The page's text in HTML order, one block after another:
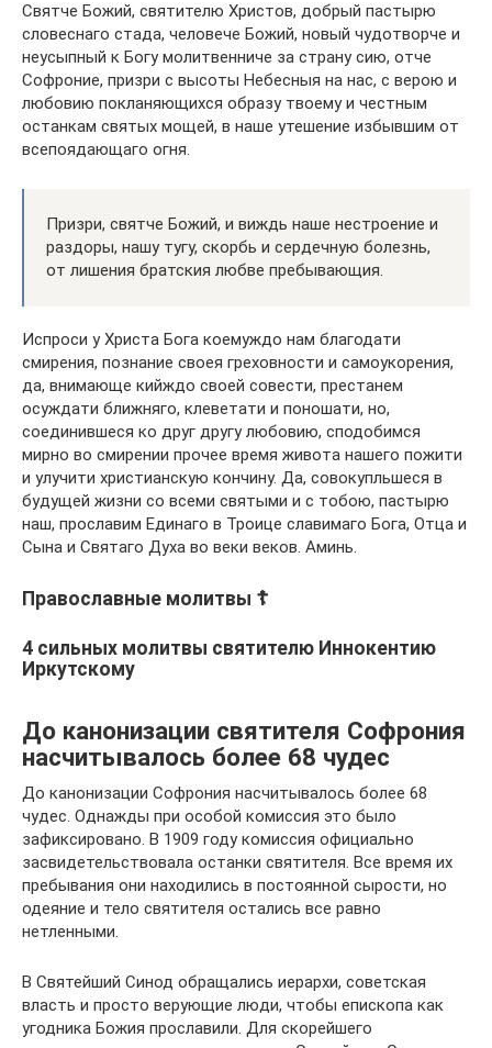
Святче Божий, святителю Христов, добрый пастырю
словеснаго стада, человече Божий, новый чудотворче и
неусыпный к Богу молитвенниче за страну сию, отче
Софроние, призри с высоты Небесныя на нас, с верою и
любовию покланяющихся образу твоему и честным
останкам святых мощей, в наше утешение избывшим от
всепоядающаго огня.
Призри, святче Божий, и виждь наше нестроение и
раздоры, нашу тугу, скорбь и сердечную болезнь,
от лишения братския любве пребывающия.
Испроси у Христа Бога коемуждо нам благодати
смирения, познание своея греховности и самоукорения,
да, внимающе кийждо своей совести, престанем
осуждати ближняго, клеветати и поношати, но,
соединившеся ко друг другу любовию, сподобимся
мирно во смирении прочее время живота нашего пожити
и улучити христианскую кончину. Да, совокупльшеся в
будущей жизни со всеми святыми и с тобою, пастырю
наш, прославим Единаго в Троице славимаго Бога, Отца и
Сына и Святаго Духа во веки веков. Аминь.
Православные молитвы ☦
4 сильных молитвы святителю Иннокентию
Иркутскому
До канонизации святителя Софрония
насчитывалось более 68 чудес
До канонизации Софрония насчитывалось более 68
чудес. Однажды при особой комиссия это было
зафиксировано. В 1909 году комиссия официально
засвидетельствовала останки святителя. Все время их
пребывания они находились в постоянной сырости, но
одеяние и тело святителя остались все равно
нетленными.
В Святейший Синод обращались иерархи, советская
власть и просто верующие люди, чтобы епископа как
угодника Божия прославили. Для скорейшего